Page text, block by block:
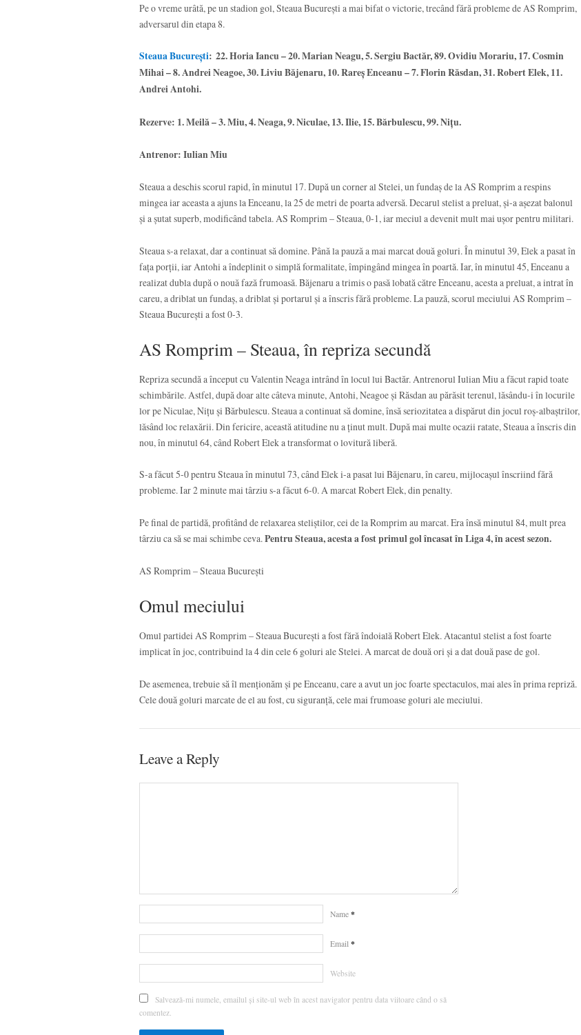
Pe o vreme urâtă, pe un stadion gol, Steaua București a mai bifat o victorie, trecând fără probleme de AS Romprim,
adversarul din etapa 8.
Steaua București: 22. Horia Iancu – 20. Marian Neagu, 5. Sergiu Bactăr, 89. Ovidiu Morariu, 17. Cosmin
Mihai – 8. Andrei Neagoe, 30. Liviu Băjenaru, 10. Rareş Enceanu – 7. Florin Răsdan, 31. Robert Elek, 11.
Andrei Antohi.
Rezerve: 1. Meilă – 3. Miu, 4. Neaga, 9. Niculae, 13. Ilie, 15. Bărbulescu, 99. Niţu.
Antrenor: Iulian Miu
Steaua a deschis scorul rapid, în minutul 17. După un corner al Stelei, un fundaș de la AS Romprim a respins
mingea iar aceasta a ajuns la Enceanu, la 25 de metri de poarta adversă. Decarul stelist a preluat, și-a așezat balonul
și a șutat superb, modificând tabela. AS Romprim – Steaua, 0-1, iar meciul a devenit mult mai ușor pentru militari.
Steaua s-a relaxat, dar a continuat să domine. Până la pauză a mai marcat două goluri. În minutul 39, Elek a pasat în
fața porții, iar Antohi a îndeplinit o simplă formalitate, împingând mingea în poartă. Iar, în minutul 45, Enceanu a
realizat dubla după o nouă fază frumoasă. Băjenaru a trimis o pasă lobată către Enceanu, acesta a preluat, a intrat în
careu, a driblat un fundaș, a driblat și portarul și a înscris fără probleme. La pauză, scorul meciului AS Romprim –
Steaua București a fost 0-3.
AS Romprim – Steaua, în repriza secundă
Repriza secundă a început cu Valentin Neaga intrând în locul lui Bactăr. Antrenorul Iulian Miu a făcut rapid toate
schimbările. Astfel, după doar alte câteva minute, Antohi, Neagoe și Răsdan au părăsit terenul, lăsându-i în locurile
lor pe Niculae, Nițu și Bărbulescu. Steaua a continuat să domine, însă seriozitatea a dispărut din jocul roș-albaștrilor,
lăsând loc relaxării. Din fericire, această atitudine nu a ținut mult. După mai multe ocazii ratate, Steaua a înscris din
nou, în minutul 64, când Robert Elek a transformat o lovitură liberă.
S-a făcut 5-0 pentru Steaua în minutul 73, când Elek i-a pasat lui Băjenaru, în careu, mijlocașul înscriind fără
probleme. Iar 2 minute mai târziu s-a făcut 6-0. A marcat Robert Elek, din penalty.
Pe final de partidă, profitând de relaxarea steliștilor, cei de la Romprim au marcat. Era însă minutul 84, mult prea
târziu ca să se mai schimbe ceva. Pentru Steaua, acesta a fost primul gol încasat în Liga 4, în acest sezon.
AS Romprim – Steaua București
Omul meciului
Omul partidei AS Romprim – Steaua București a fost fără îndoială Robert Elek. Atacantul stelist a fost foarte
implicat în joc, contribuind la 4 din cele 6 goluri ale Stelei. A marcat de două ori și a dat două pase de gol.
De asemenea, trebuie să îl menționăm și pe Enceanu, care a avut un joc foarte spectaculos, mai ales în prima repriză.
Cele două goluri marcate de el au fost, cu siguranță, cele mai frumoase goluri ale meciului.
Leave a Reply
Name *
Email *
Website
Salvează-mi numele, emailul și site-ul web în acest navigator pentru data viitoare când o să
comentez.